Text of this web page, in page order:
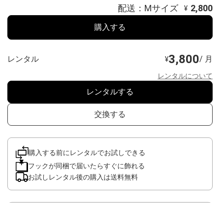
配送：Mサイズ ¥ 2,800
購入する
レンタル ¥3,800/ 月
レンタルについて
レンタルする
交換する
購入する前にレンタルでお試しできる
フックが同梱で届いたらすぐに飾れる
お試しレンタル後の購入は送料無料